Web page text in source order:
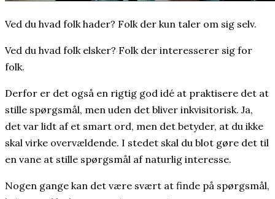
Ved du hvad folk hader? Folk der kun taler om sig selv.
Ved du hvad folk elsker? Folk der interesserer sig for
folk.
Derfor er det også en rigtig god idé at praktisere det at
stille spørgsmål, men uden det bliver inkvisitorisk. Ja,
det var lidt af et smart ord, men det betyder, at du ikke
skal virke overvældende. I stedet skal du blot gøre det til
en vane at stille spørgsmål af naturlig interesse.
Nogen gange kan det være svært at finde på spørgsmål,